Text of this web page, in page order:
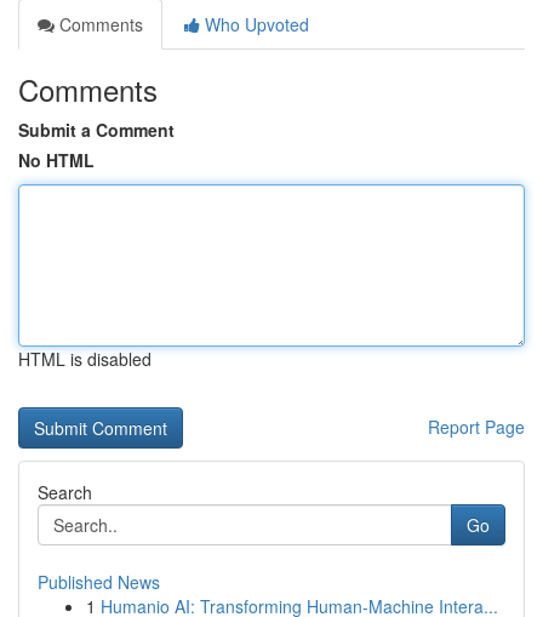
Comments
Who Upvoted
Comments
Submit a Comment
No HTML
HTML is disabled
Report Page
Search
Go
Published News
1 Humanio AI: Transforming Human-Machine Intera...